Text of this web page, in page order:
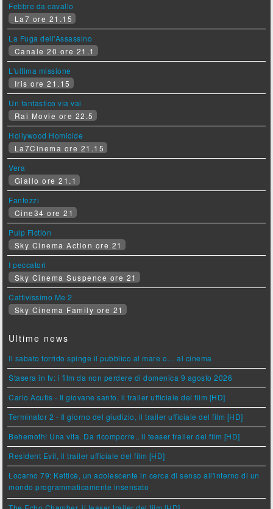
Febbre da cavallo
La7 ore 21.15
La Fuga dell'Assassino
Canale 20 ore 21.1
L'ultima missione
Iris ore 21.15
Un fantastico via vai
Rai Movie ore 22.5
Hollywood Homicide
La7Cinema ore 21.15
Vera
Giallo ore 21.1
Fantozzi
Cine34 ore 21
Pulp Fiction
Sky Cinema Action ore 21
I peccatori
Sky Cinema Suspence ore 21
Cattivissimo Me 2
Sky Cinema Family ore 21
Ultime news
Il sabato torrido spinge il pubblico al mare o… al cinema
Stasera in tv: i film da non perdere di domenica 9 agosto 2026
Carlo Acutis - Il giovane santo, il trailer ufficiale del film [HD]
Terminator 2 - Il giorno del giudizio, il trailer ufficiale del film [HD]
Behemoth! Una vita. Da ricomporre., il teaser trailer del film [HD]
Resident Evil, il trailer ufficiale del film [HD]
Locarno 79: Ketticè, un adolescente in cerca di senso all'interno di un
mondo programmaticamente insensato